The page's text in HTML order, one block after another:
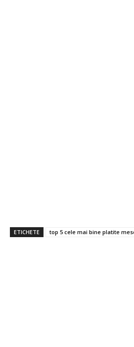
ETICHETE top 5 cele mai bine platite